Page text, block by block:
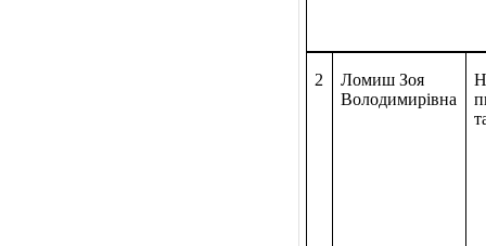
2
Ломиш Зоя
Володимирівна